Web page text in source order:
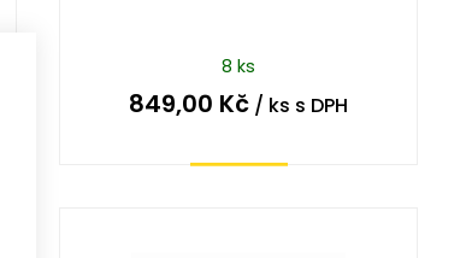
8 ks
849,00 Kč / ks s DPH